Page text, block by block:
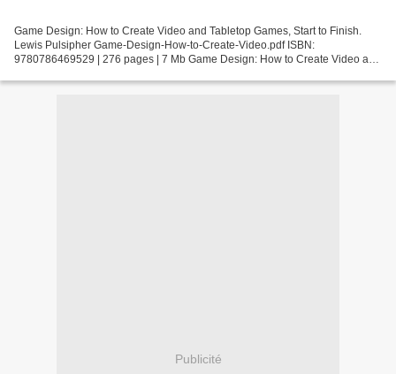
Game Design: How to Create Video and Tabletop Games, Start to Finish.
Lewis Pulsipher Game-Design-How-to-Create-Video.pdf ISBN:
9780786469529 | 276 pages | 7 Mb Game Design: How to Create Video and
Publicité